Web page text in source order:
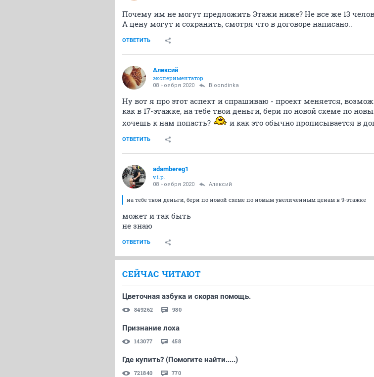
Почему им не могут предложить Этажи ниже? Не все же 13
А цену могут и сохранить, смотря что в договоре написано..
ОТВЕТИТЬ
Алексий
экспериментатор
08 ноября 2020 Bloondinka
Ну вот я про этот аспект и спрашиваю - проект меняется,
как в 17-этажке, на тебе твои деньги, бери по новой схеме по
хочешь к нам попасть?
и как это обычно прописывается в
ОТВЕТИТЬ
adambereg1
v.i.p.
08 ноября 2020 Алексий
на тебе твои деньги, бери по новой схеме по новым увеличенным ценам в 9-этажке
может и так быть
не знаю
ОТВЕТИТЬ
СЕЙЧАС ЧИТАЮТ
Цветочная азбука и скорая помощь.
849262 980
Признание лоха
143077 458
Где купить? (Помогите найти.....)
721840 770